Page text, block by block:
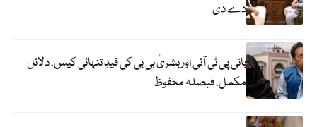
دے دی
بانی پی ٹی آئی اور بشریٰ بی بی کی قیدِ تنہائی کیس، دلائل
مکمل، فیصلہ محفوظ